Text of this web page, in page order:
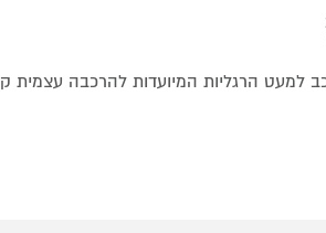
למעט הרגליות המיועדות להרכבה עצמית